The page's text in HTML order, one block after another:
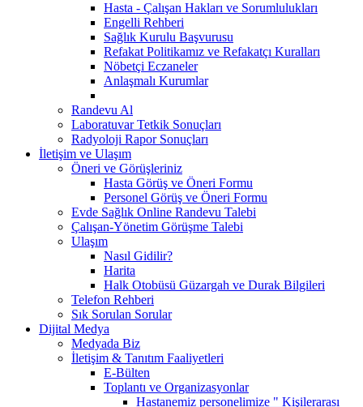
Hasta - Çalışan Hakları ve Sorumlulukları
Engelli Rehberi
Sağlık Kurulu Başvurusu
Refakat Politikamız ve Refakatçı Kuralları
Nöbetçi Eczaneler
Anlaşmalı Kurumlar
Randevu Al
Laboratuvar Tetkik Sonuçları
Radyoloji Rapor Sonuçları
İletişim ve Ulaşım
Öneri ve Görüşleriniz
Hasta Görüş ve Öneri Formu
Personel Görüş ve Öneri Formu
Evde Sağlık Online Randevu Talebi
Çalışan-Yönetim Görüşme Talebi
Ulaşım
Nasıl Gidilir?
Harita
Halk Otobüsü Güzargah ve Durak Bilgileri
Telefon Rehberi
Sık Sorulan Sorular
Dijital Medya
Medyada Biz
İletişim & Tanıtım Faaliyetleri
E-Bülten
Toplantı ve Organizasyonlar
Hastanemiz personelimize " Kişilerarası